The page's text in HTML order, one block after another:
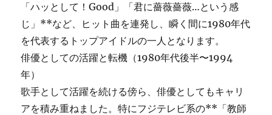
「ハッとして！Good」「君に薔薇薔薇…という感
じ」**など、ヒット曲を連発し、瞬く間に1980年代
を代表するトップアイドルの一人となります。
俳優としての活躍と転機（1980年代後半〜1994
年）
歌手として活躍を続ける傍ら、俳優としてもキャリ
アを積み重ねました。特にフジテレビ系の**「教師